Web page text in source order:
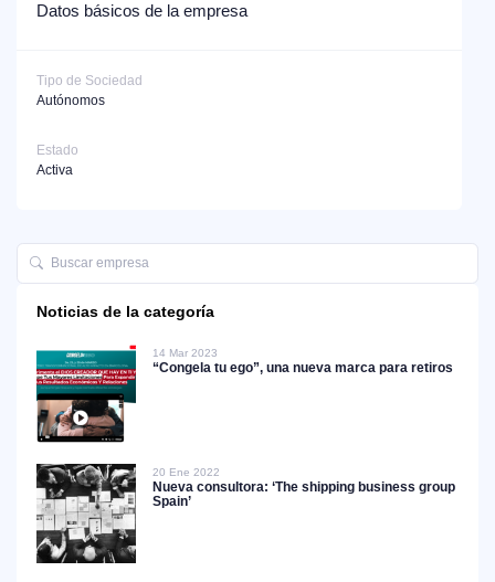
Datos básicos de la empresa
Tipo de Sociedad
Autónomos
Estado
Activa
Noticias de la categoría
14 Mar 2023
“Congela tu ego”, una nueva marca para retiros
20 Ene 2022
Nueva consultora: ‘The shipping business group
Spain’